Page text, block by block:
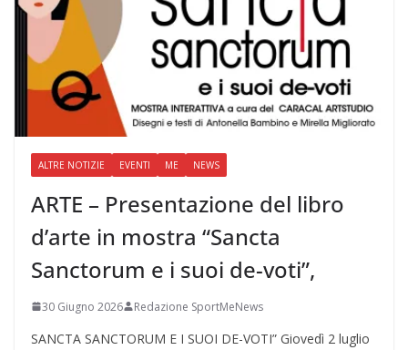
ALTRE NOTIZIE EVENTI ME NEWS
ARTE – Presentazione del libro
d’arte in mostra “Sancta
Sanctorum e i suoi de-voti”,
30 Giugno 2026 Redazione SportMeNews
SANCTA SANCTORUM E I SUOI DE-VOTI” Giovedì 2 luglio